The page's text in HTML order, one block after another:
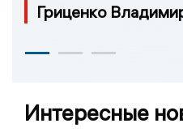
Гриценко
Интересные